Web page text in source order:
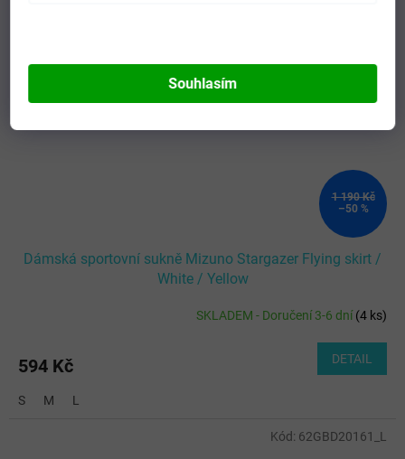
Souhlasím
1 190 Kč
–50 %
Dámská sportovní sukně Mizuno Stargazer Flying skirt /
White / Yellow
SKLADEM - Doručení 3-6 dní(4 ks)
594 Kč DETAIL
S M L
Kód: 62GBD20161_L